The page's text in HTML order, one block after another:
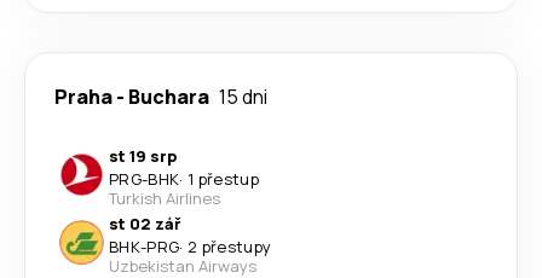
Praha- Buchara 15 dni
st 19 srp
PRG-BHK· 1 přestup
Turkish Airlines
st 02 zář
BHK-PRG· 2 přestupy
Uzbekistan Airways